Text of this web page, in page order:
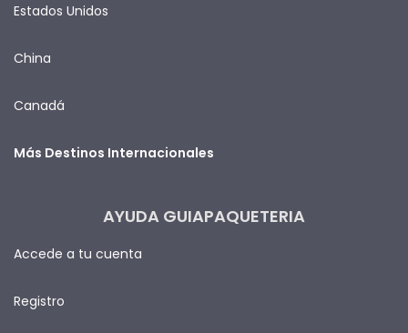
Estados Unidos
China
Canadá
Más Destinos Internacionales
AYUDA GUIAPAQUETERIA
Accede a tu cuenta
Registro